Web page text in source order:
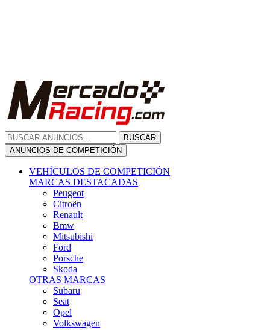
Porsche
Skoda
OTRAS MARCAS
Seat
Opel
Volkswagen
Hyundai
Fiat, Alfa Romeo, Lancia, Jeep
Toyota
Suzuki
Honda
Mini
Dacia
Audi
Otras Marcas
ANUNCIOS DE COMPRA
Compra De Coches
ALQUILER VEHÍCULOS
ALQUILER VEHÍCULOS
Ofertas
Búsquedas